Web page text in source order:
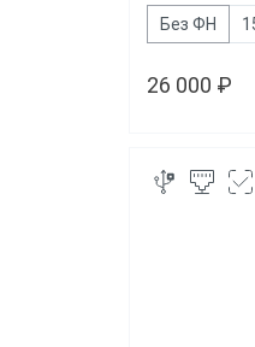
Без ФН
26 000 ₽